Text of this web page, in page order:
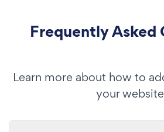
Frequently Asked
Learn more about how to
your